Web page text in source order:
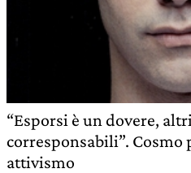
“Esporsi è un dovere,
corresponsabili”.
attivismo